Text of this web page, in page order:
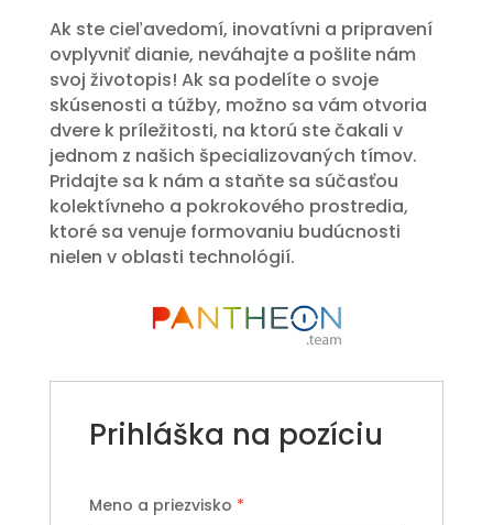
Ak ste cieľavedomí, inovatívni a pripravení
ovplyvniť dianie, neváhajte a pošlite nám
svoj životopis! Ak sa podelíte o svoje
skúsenosti a túžby, možno sa vám otvoria
dvere k príležitosti, na ktorú ste čakali v
jednom z našich špecializovaných tímov.
Pridajte sa k nám a staňte sa súčasťou
kolektívneho a pokrokového prostredia,
ktoré sa venuje formovaniu budúcnosti
nielen v oblasti technológií.
Prihláška na pozíciu
Meno a priezvisko *